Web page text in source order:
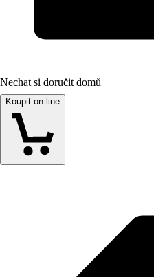
Nechat si doručit domů
Koupit on-line